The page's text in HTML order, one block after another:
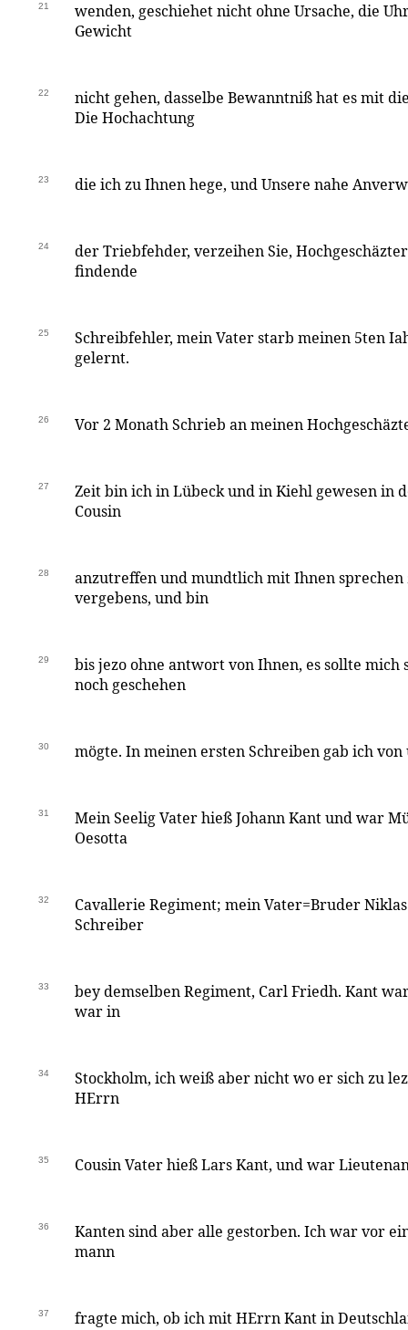
21
wenden, geschiehet nicht ohne Ursache, die
Gewicht
22
nicht gehen, dasselbe Bewanntniß hat es mit
Die Hochachtung
23 die ich zu Ihnen hege, und Unsere nahe
24
der Triebfehder, verzeihen Sie,
findende
25
Schreibfehler, mein Vater starb meinen 5ten
gelernt.
26 Vor 2 Monath Schrieb an meinen
27
Zeit bin ich in Lübeck und in Kiehl gewesen in
Cousin
28
anzutreffen und mundtlich mit Ihnen sprechen
vergebens, und bin
29
bis jezo ohne antwort von Ihnen, es sollte mich
noch geschehen
30 mögte. In meinen ersten Schreiben gab ich
31
Mein Seelig Vater hieß Johann Kant und war
Oesotta
32
Cavallerie Regiment; mein Vater=Bruder
Schreiber
33
bey demselben Regiment, Carl Friedh. Kant
war in
34
Stockholm, ich weiß aber nicht wo er sich zu
HErrn
35 Cousin Vater hieß Lars Kant, und war
36
Kanten sind aber alle gestorben. Ich war vor
mann
37
fragte mich, ob ich mit HErrn Kant in